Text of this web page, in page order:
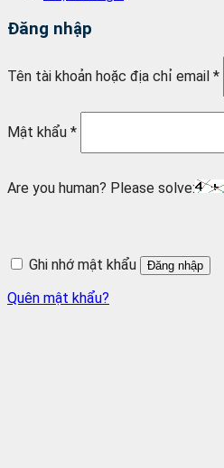
Đăng nhập
Tên tài khoản hoặc địa chỉ email *
Mật khẩu *
Are you human? Please solve:
Ghi nhớ mật khẩu Đăng nhập
Quên mật khẩu?